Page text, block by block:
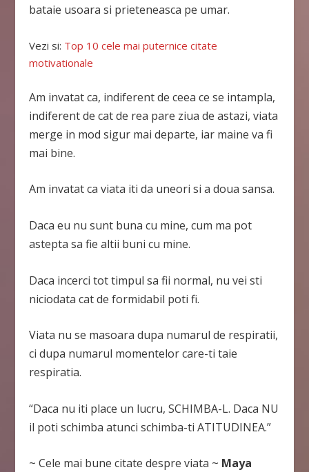
bataie usoara si prieteneasca pe umar.
Vezi si: Top 10 cele mai puternice citate
motivationale
Am invatat ca, indiferent de ceea ce se intampla,
indiferent de cat de rea pare ziua de astazi, viata
merge in mod sigur mai departe, iar maine va fi
mai bine.
Am invatat ca viata iti da uneori si a doua sansa.
Daca eu nu sunt buna cu mine, cum ma pot
astepta sa fie altii buni cu mine.
Daca incerci tot timpul sa fii normal, nu vei sti
niciodata cat de formidabil poti fi.
Viata nu se masoara dupa numarul de respiratii,
ci dupa numarul momentelor care-ti taie
respiratia.
“Daca nu iti place un lucru, SCHIMBA-L. Daca NU
il poti schimba atunci schimba-ti ATITUDINEA.”
~ Cele mai bune citate despre viata ~ Maya